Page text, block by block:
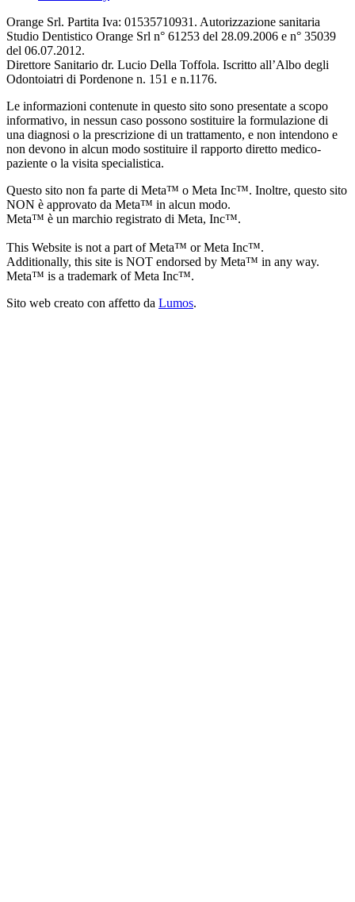
Orange Srl. Partita Iva: 01535710931. Autorizzazione sanitaria
Studio Dentistico Orange Srl n° 61253 del 28.09.2006 e n° 35039
del 06.07.2012.
Direttore Sanitario dr. Lucio Della Toffola. Iscritto all’Albo degli
Odontoiatri di Pordenone n. 151 e n.1176.
Le informazioni contenute in questo sito sono presentate a scopo
informativo, in nessun caso possono sostituire la formulazione di
una diagnosi o la prescrizione di un trattamento, e non intendono e
non devono in alcun modo sostituire il rapporto diretto medico-
paziente o la visita specialistica.
Questo sito non fa parte di Meta™ o Meta Inc™. Inoltre, questo sito
NON è approvato da Meta™ in alcun modo.
Meta™ è un marchio registrato di Meta, Inc™.
This Website is not a part of Meta™ or Meta Inc™.
Additionally, this site is NOT endorsed by Meta™ in any way.
Meta™ is a trademark of Meta Inc™.
Sito web creato con affetto da Lumos.